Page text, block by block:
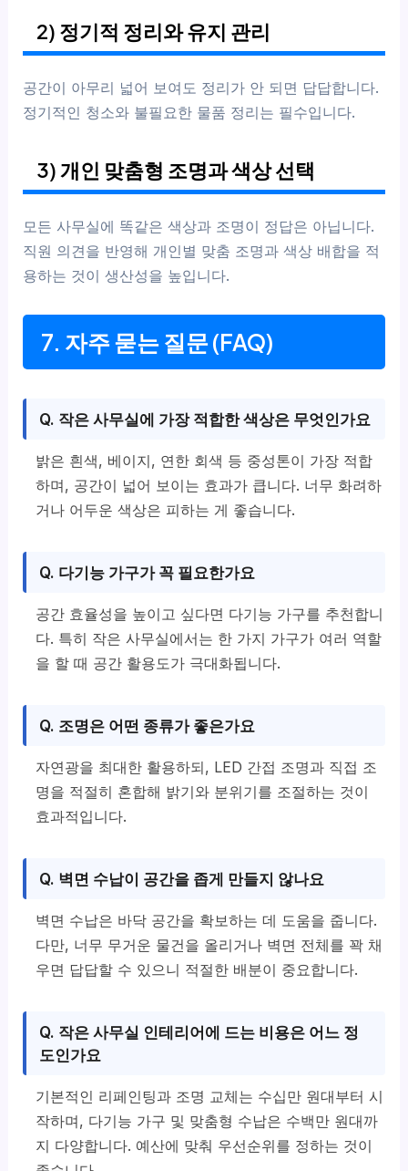
2) 정기적 정리와 유지 관리
공간이 아무리 넓어 보여도 정리가 안 되면 답답합니다.
정기적인 청소와 불필요한 물품 정리는 필수입니다.
3) 개인 맞춤형 조명과 색상 선택
모든 사무실에 똑같은 색상과 조명이 정답은 아닙니다.
직원 의견을 반영해 개인별 맞춤 조명과 색상 배합을 적
용하는 것이 생산성을 높입니다.
7. 자주 묻는 질문 (FAQ)
Q. 작은 사무실에 가장 적합한 색상은 무엇인가요
밝은 흰색, 베이지, 연한 회색 등 중성톤이 가장 적합
하며, 공간이 넓어 보이는 효과가 큽니다. 너무 화려하
거나 어두운 색상은 피하는 게 좋습니다.
Q. 다기능 가구가 꼭 필요한가요
공간 효율성을 높이고 싶다면 다기능 가구를 추천합니
다. 특히 작은 사무실에서는 한 가지 가구가 여러 역할
을 할 때 공간 활용도가 극대화됩니다.
Q. 조명은 어떤 종류가 좋은가요
자연광을 최대한 활용하되, LED 간접 조명과 직접 조
명을 적절히 혼합해 밝기와 분위기를 조절하는 것이
효과적입니다.
Q. 벽면 수납이 공간을 좁게 만들지 않나요
벽면 수납은 바닥 공간을 확보하는 데 도움을 줍니다.
다만, 너무 무거운 물건을 올리거나 벽면 전체를 꽉 채
우면 답답할 수 있으니 적절한 배분이 중요합니다.
Q. 작은 사무실 인테리어에 드는 비용은 어느 정
도인가요
기본적인 리페인팅과 조명 교체는 수십만 원대부터 시
작하며, 다기능 가구 및 맞춤형 수납은 수백만 원대까
지 다양합니다. 예산에 맞춰 우선순위를 정하는 것이